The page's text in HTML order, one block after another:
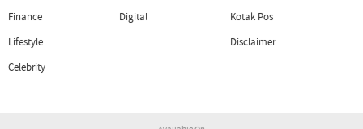
Finance
Lifestyle
Celebrity
Digital
Kotak Pos
Disclaimer